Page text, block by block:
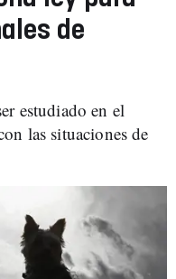
de
estudiado en el
las situaciones de